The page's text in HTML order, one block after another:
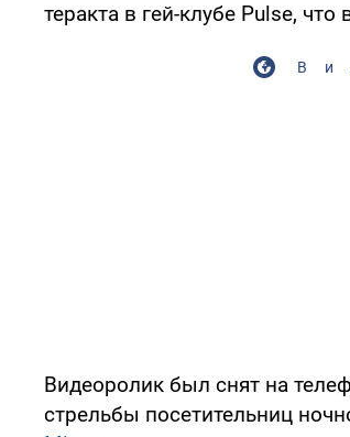
теракта в гей-клубе Pulse,
Видеоролик был снят на
стрельбы посетительниц